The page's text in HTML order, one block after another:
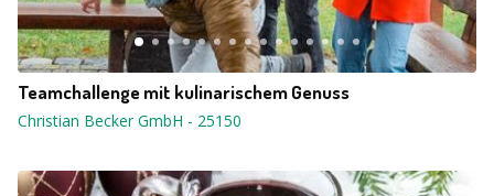
Teamchallenge mit kulinarischem Genuss
Christian Becker GmbH - 25150